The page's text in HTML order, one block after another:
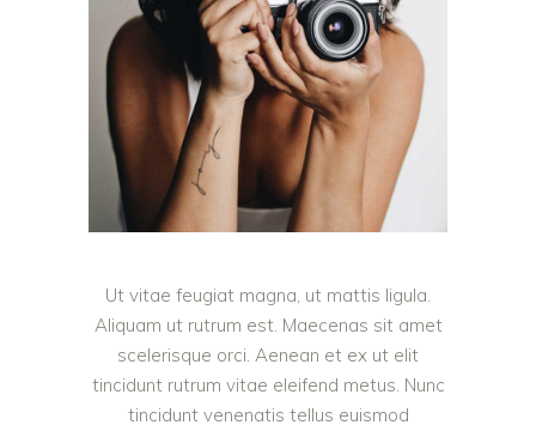
Ut vitae feugiat magna, ut mattis ligula.
Aliquam ut rutrum est. Maecenas sit amet
scelerisque orci. Aenean et ex ut elit
tincidunt rutrum vitae eleifend metus. Nunc
tincidunt venenatis tellus euismod